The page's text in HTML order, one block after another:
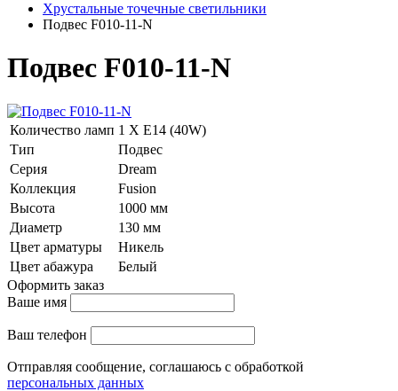
Хрустальные точечные светильники
Подвес F010-11-N
Подвес F010-11-N
Количество ламп 1 Х E14 (40W)
Тип
Подвес
Серия
Dream
Коллекция
Fusion
Высота
1000 мм
Диаметр
130 мм
Цвет арматуры
Никель
Цвет абажура
Белый
Оформить заказ
Ваше имя
Ваш телефон
Отправляя сообщение, соглашаюсь с обработкой
персональных данных